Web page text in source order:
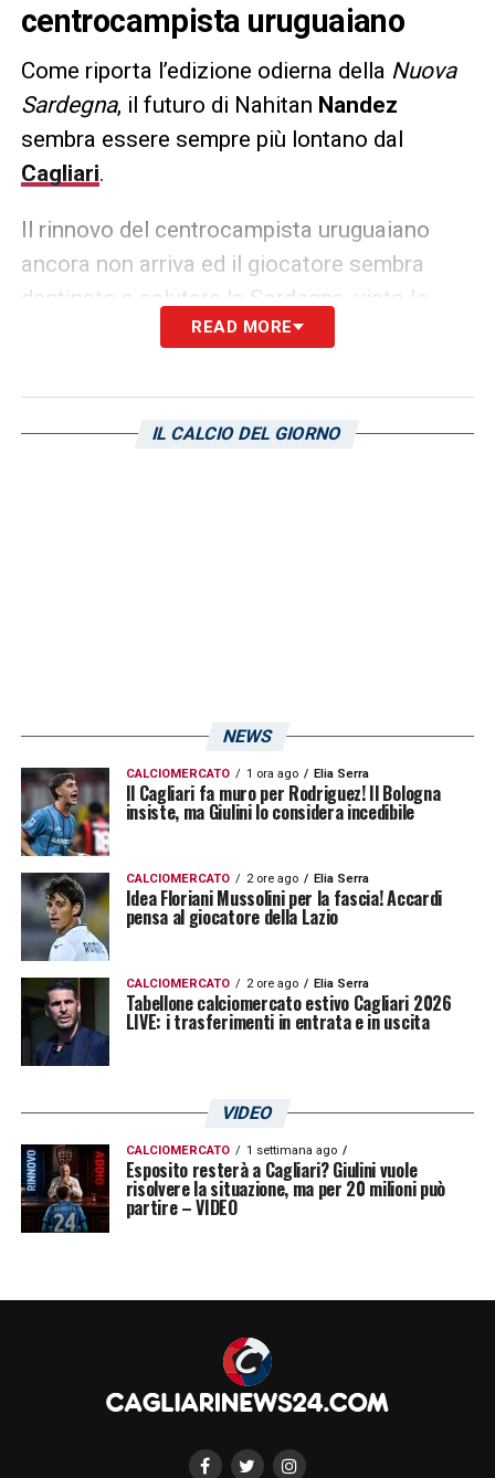
centrocampista uruguaiano
Come riporta l’edizione odierna della Nuova
Sardegna, il futuro di Nahitan Nandez
sembra essere sempre più lontano dal
Cagliari.
Il rinnovo del centrocampista uruguaiano
ancora non arriva ed il giocatore sembra
destinato a salutare la Sardegna, visto le
basse probabilità di firmare un nuovo
alla terra e alla città di Cagliari.
READ MORE
IL CALCIO DEL GIORNO
NEWS
CALCIOMERCATO 1 ora ago Elia Serra
Il Cagliari fa muro per Rodriguez! Il Bologna
insiste, ma Giulini lo considera incedibile
CALCIOMERCATO 2 ore ago Elia Serra
Idea Floriani Mussolini per la fascia! Accardi
pensa al giocatore della Lazio
CALCIOMERCATO 2 ore ago Elia Serra
Tabellone calciomercato estivo Cagliari 2026
LIVE: i trasferimenti in entrata e in uscita
VIDEO
CALCIOMERCATO 1 settimana ago
Esposito resterà a Cagliari? Giulini vuole
risolvere la situazione, ma per 20 milioni può
partire – VIDEO